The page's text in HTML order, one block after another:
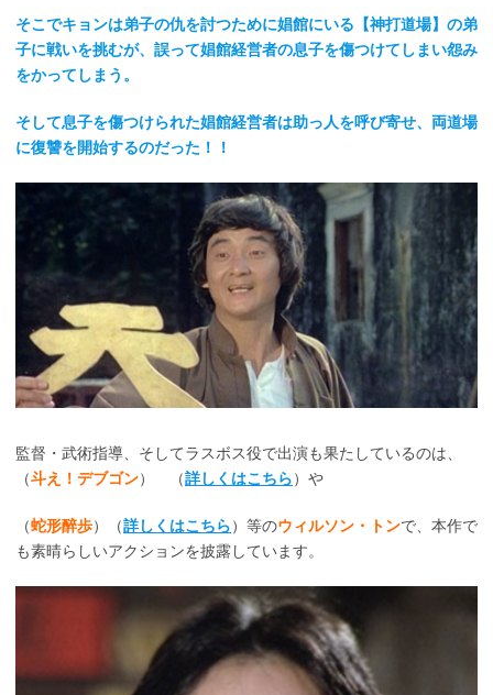
そこでキョンは弟子の仇を討つために娼館にいる【神打道場】の弟
子に戦いを挑むが、誤って娼館経営者の息子を傷つけてしまい怨み
をかってしまう。
そして息子を傷つけられた娼館経営者は助っ人を呼び寄せ、両道場
に復讐を開始するのだった！！
監督・武術指導、そしてラスボス役で出演も果たしているのは、
（斗え！デブゴン） （詳しくはこちら）や
（蛇形醉歩）（詳しくはこちら）等のウィルソン・トンで、本作で
も素晴らしいアクションを披露しています。